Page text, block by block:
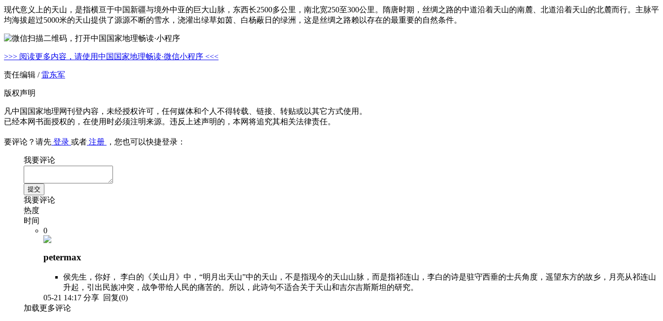
现代意义上的天山，是指横亘于中国新疆与境外中亚的巨大山脉，东西长2500多公里，南北宽250至300公里。隋唐时期，丝绸之路的中道沿着天山的南麓、北道沿着天山的北麓而行。主脉平
均海拔超过5000米的天山提供了源源不断的雪水，浇灌出绿草如茵、白杨蔽日的绿洲，这是丝绸之路赖以存在的最重要的自然条件。
>>> 阅读更多内容，请使用中国国家地理畅读·微信小程序 <<<
责任编辑 /雷东军
版权声明
凡中国国家地理网刊登内容，未经授权许可，任何媒体和个人不得转载、链接、转贴或以其它方式使用。
已经本网书面授权的，在使用时必须注明来源。违反上述声明的，本网将追究其相关法律责任。
要评论？请先 登录 或者 注册 ，您也可以快捷登录：
我要评论
我要评论
热度
时间
0
petermax
侯先生，你好， 李白的《关山月》中，“明月出天山”中的天山，不是指现今的天山山脉，而是指祁连山，李白的诗是驻守西垂的士兵角度，遥望东方的故乡，月亮从祁连山
升起，引出民族冲突，战争带给人民的痛苦的。所以，此诗句不适合关于天山和吉尔吉斯斯坦的研究。
05-21 14:17 分享 回复(0)
加载更多评论